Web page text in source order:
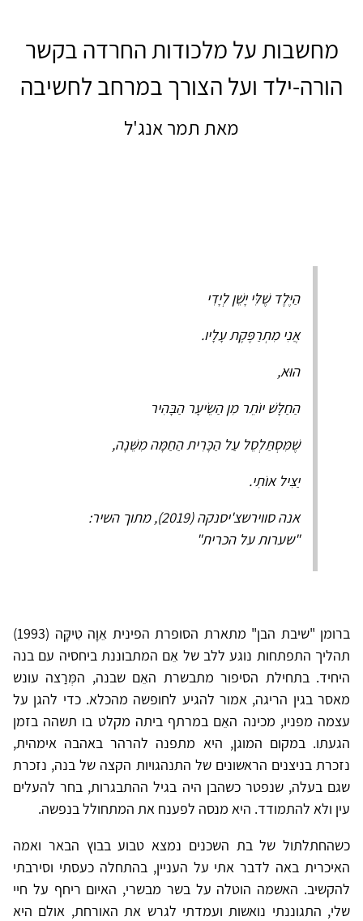
מחשבות על מלכודות החרדה בקשר
הורה-ילד ועל הצורך במרחב לחשיבה
מאת תמר אנג'ל
הַיֶּלֶד שֶׁלִּי יָשֵׁן לְיָדִי
אֲנִי מִתְרַפֶּקֶת עָלָיו.
הוּא,
הַחַלָּשׁ יוֹתֵר מִן הַשֵׂיעָר הַבָּהִיר
שֶׁמִּסְתַּלְסֵל עַל הַכָּרִית הַחַמָּה מִשֵּׁנָה,
יַצִּיל אוֹתִי.
אנה סווירשצ'יסנקה (2019), מתוך השיר:
"שערות על הכרית"
ברומן "שיבת הבן" מתארת הסופרת הפינית אֵוָה טִיקָּה (1993)
תהליך התפתחות נוגע ללב של אֵם המתבוננת ביחסיה עם בנה
היחיד. בתחילת הסיפור מתבשרת האֵם שבנה, המְּרַצה עונש
מאסר בגין הריגה, אמור להגיע לחופשה מהכלא. כדי להגן על
עצמה מפניו, מכינה האֵם במרתף ביתה מקלט בו תשהה בזמן
הגעתו. במקום המוגן, היא מתפנה להרהר באהבה אימהית,
נזכרת בניצנים הראשונים של התנהגויות הקצה של בנה, נזכרת
שגם בעלה, שנפטר כשהבן היה בגיל ההתבגרות, בחר להעלים
עין ולא להתמודד. היא מנסה לפענח את המתחולל בנפשה.
כשהחתלתול של בת השכנים נמצא טבוע בבוץ הבאר ואמה
האיכרית באה לדבר אתי על העניין, בהתחלה כעסתי וסירבתי
להקשיב. האשמה הוטלה על בשר מבשרי, האיום ריחף על חיי
שלי, התגוננתי נואשות ועמדתי לגרש את האורחת, אולם היא